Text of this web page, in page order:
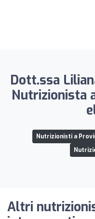
Dott.ssa
Nutrizionista
Nutrizionisti a
Altri